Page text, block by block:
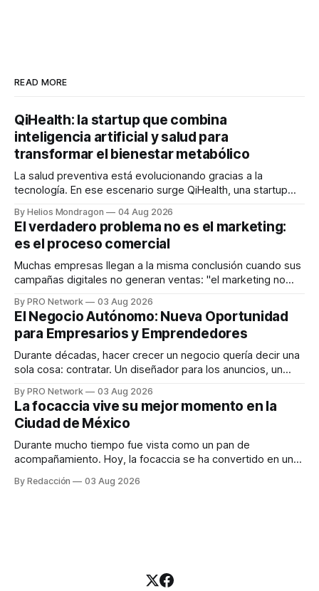
READ MORE
QiHealth: la startup que combina
inteligencia artificial y salud para
transformar el bienestar metabólico
La salud preventiva está evolucionando gracias a la
tecnología. En ese escenario surge QiHealth, una startup
dispositivos inteligentes, inteligencia artificial y monitoreo
en tiempo real para ayudar a las personas a tomar mejores
decisiones sobre su salud metabólica. Su propuesta busca
responder
By Helios Mondragon 04 Aug 2026
El verdadero problema no es el marketing:
es el proceso comercial
Muchas empresas llegan a la misma conclusión cuando sus
campañas digitales no generan ventas: "el marketing no
INTERIUS, el problema suele estar en otro lugar. Durante
una entrevista para el podcast SER PRO, el especialista en
marketing digital explicó que
By PRO Network 03 Aug 2026
El Negocio Autónomo: Nueva Oportunidad
para Empresarios y Emprendedores
Durante décadas, hacer crecer un negocio quería decir una
sola cosa: contratar. Un diseñador para los anuncios, un
para los textos, alguien que supiera de publicidad digital
para encontrar prospectos, un vendedor para atender
llamadas y mensajes, y —con suerte— una persona
By PRO Network 03 Aug 2026
La focaccia vive su mejor momento en la
Ciudad de México
Durante mucho tiempo fue vista como un pan de
acompañamiento. Hoy, la focaccia se ha convertido en uno
artesanal, ingredientes de calidad y experiencias que
By Redacción 03 Aug 2026